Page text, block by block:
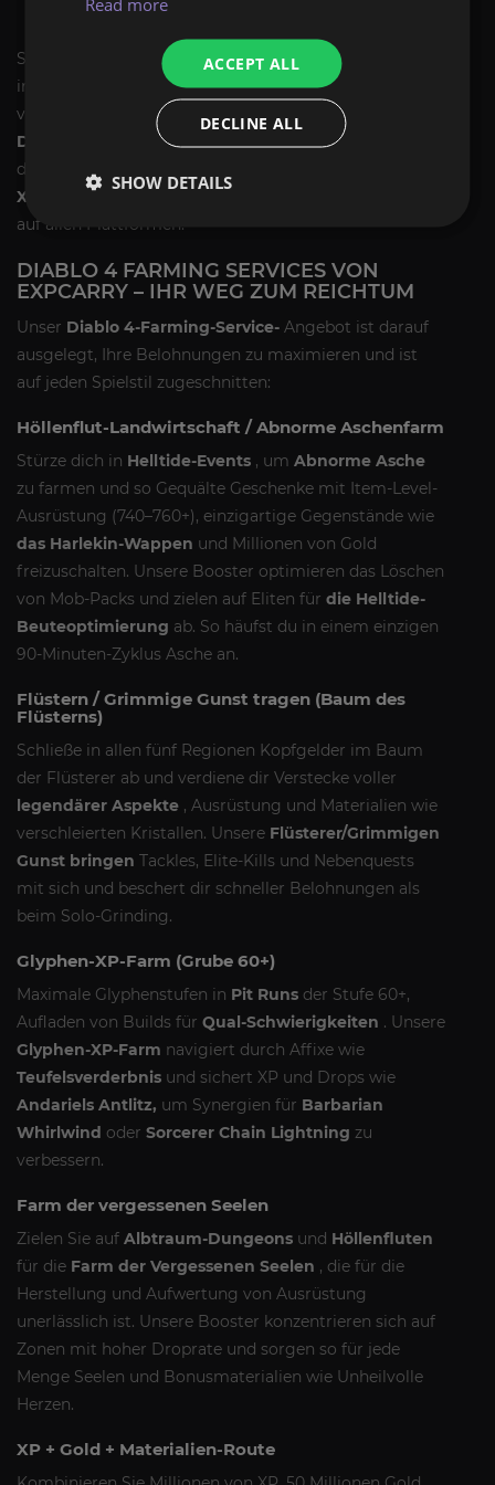
Solo-Farming leidet unter schlechtem RNG oder
ineffizienten Routen, während LFG-Gruppen das Risiko
von Wipes oder verpassten Event-Timern eingehen.
Der Diablo 4-Farming-Servicevon ExpCarry beseitigt
diese Hürden und bietet
XP-Farm
und
auf allen Plattformen.
DIABLO 4 FARMING SERVICES VON
EXPCARRY – IHR WEG ZUM REICHTUM
Unser Diablo 4-Farming-Service- Angebot ist darauf
ausgelegt, Ihre Belohnungen zu maximieren und ist
auf jeden Spielstil zugeschnitten:
Höllenflut-Landwirtschaft / Abnorme Aschenfarm
Stürze dich in Helltide-Events , um Abnorme Asche
zu farmen und so Gequälte Geschenke mit Item-Level-
Ausrüstung (740–760+), einzigartige Gegenstände wie
das Harlekin-Wappen und Millionen von Gold
freizuschalten. Unsere Booster optimieren das Löschen
von Mob-Packs und zielen auf Eliten für die Helltide-
Beuteoptimierung ab. So häufst du in einem einzigen
90-Minuten-Zyklus Asche an.
Flüstern / Grimmige Gunst tragen (Baum des
Flüsterns)
Schließe in allen fünf Regionen Kopfgelder im Baum
der Flüsterer ab und verdiene dir Verstecke voller
legendärer Aspekte , Ausrüstung und Materialien wie
verschleierten Kristallen. Unsere Flüsterer/Grimmigen
Gunst bringen Tackles, Elite-Kills und Nebenquests
mit sich und beschert dir schneller Belohnungen als
beim Solo-Grinding.
Glyphen-XP-Farm (Grube 60+)
Maximale Glyphenstufen in Pit Runs der Stufe 60+,
Aufladen von Builds für Qual-Schwierigkeiten . Unsere
Glyphen-XP-Farm navigiert durch Affixe wie
Teufelsverderbnis und sichert XP und Drops wie
Andariels Antlitz, um Synergien für Barbarian
Whirlwind oder Sorcerer Chain Lightning zu
verbessern.
Farm der vergessenen Seelen
Zielen Sie auf Albtraum-Dungeons und Höllenfluten
für die Farm der Vergessenen Seelen , die für die
Herstellung und Aufwertung von Ausrüstung
unerlässlich ist. Unsere Booster konzentrieren sich auf
Zonen mit hoher Droprate und sorgen so für jede
Menge Seelen und Bonusmaterialien wie Unheilvolle
Herzen.
XP + Gold + Materialien-Route
ACCEPT ALL
DECLINE ALL
SHOW DETAILS